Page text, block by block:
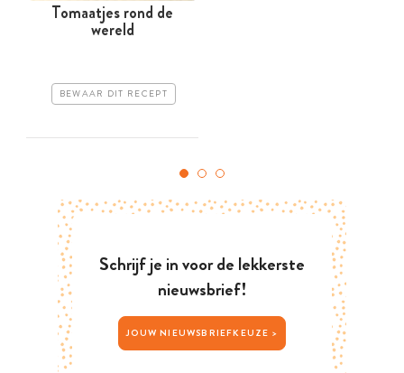
Tomaatjes rond de
wereld
BEWAAR DIT RECEPT
Schrijf je in voor de lekkerste
nieuwsbrief!
JOUW NIEUWSBRIEFKEUZE >